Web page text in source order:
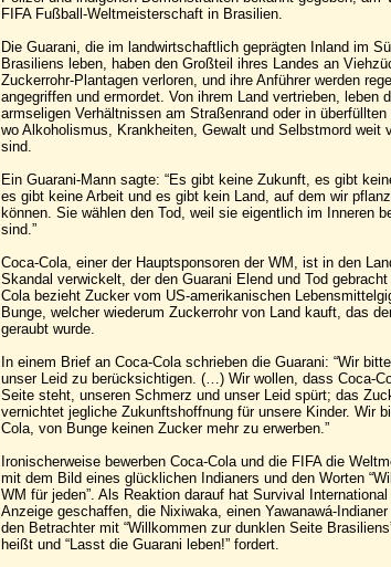
FIFA Fußball-Weltmeisterschaft in Brasilien.
Die Guarani, die im landwirtschaftlich geprägten Inland im
Brasiliens leben, haben den Großteil ihres Landes an
Zuckerrohr-Plantagen verloren, und ihre Anführer werden
angegriffen und ermordet. Von ihrem Land vertrieben, leben
armseligen Verhältnissen am Straßenrand oder in überfüllten
wo Alkoholismus, Krankheiten, Gewalt und Selbstmord weit
sind.
Ein Guarani-Mann sagte: “Es gibt keine Zukunft, es gibt
es gibt keine Arbeit und es gibt kein Land, auf dem wir
können. Sie wählen den Tod, weil sie eigentlich im Inneren
sind.”
Coca-Cola, einer der Hauptsponsoren der WM, ist in den
Skandal verwickelt, der den Guarani Elend und Tod
Cola bezieht Zucker vom US-amerikanischen
Bunge, welcher wiederum Zuckerrohr von Land kauft, das
geraubt wurde.
In einem Brief an Coca-Cola schrieben die Guarani: “Wir
unser Leid zu berücksichtigen. (…) Wir wollen, dass Coca-
Seite steht, unseren Schmerz und unser Leid spürt; das
vernichtet jegliche Zukunftshoffnung für unsere Kinder. Wir
Cola, von Bunge keinen Zucker mehr zu erwerben.”
Ironischerweise bewerben Coca-Cola und die FIFA die
mit dem Bild eines glücklichen Indianers und den Worten
WM für jeden”. Als Reaktion darauf hat Survival
Anzeige geschaffen, die Nixiwaka, einen Yawanawá-
den Betrachter mit “Willkommen zur dunklen Seite
heißt und “Lasst die Guarani leben!” fordert.